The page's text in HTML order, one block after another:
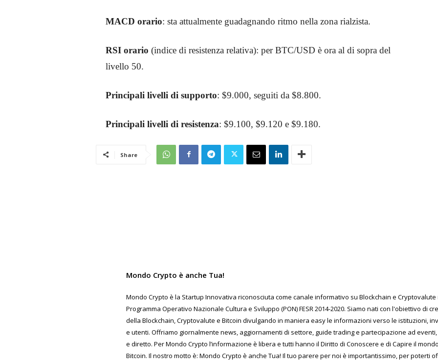
MACD orario: sta attualmente guadagnando ritmo nella zona rialzista.
RSI orario (indice di resistenza relativa): per BTC/USD è ora al di sopra del
livello 50.
Principali livelli di supporto: $9.000, seguiti da $8.800.
Principali livelli di resistenza: $9.100, $9.120 e $9.180.
Share
Mondo Crypto è anche Tua!
Mondo Crypto è la Startup Innovativa riconosciuta come canale informativo su Blockchain e
Programma Operativo Nazionale Cultura e Sviluppo (PON) FESR 2014-2020. Siamo nati con l'obiettivo di
della Blockchain, Cryptovalute e Bitcoin divulgando in maniera easy le informazioni verso le istituzioni,
e utenti. Offriamo giornalmente news, aggiornamenti di settore, guide trading e partecipazione ad
e diretto. Per Mondo Crypto l’informazione è libera e tutti hanno il Diritto di Conoscere e di Capire il
Bitcoin. Il nostro motto è: Mondo Crypto è anche Tua! Il tuo parere per noi è importantissimo, per poterti